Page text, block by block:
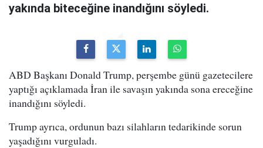
yakında biteceğine inandığını söyledi.
ABD Başkanı Donald Trump, perşembe günü gazetecilere
yaptığı açıklamada İran ile savaşın yakında sona ereceğine
inandığını söyledi.
Trump ayrıca, ordunun bazı silahların tedarikinde sorun
yaşadığını vurguladı.